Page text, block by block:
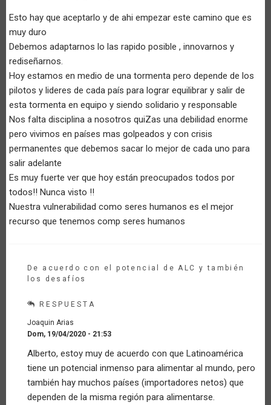
Esto hay que aceptarlo y de ahi empezar este camino que es
muy duro
Debemos adaptarnos lo las rapido posible , innovarnos y
rediseñarnos.
Hoy estamos en medio de una tormenta pero depende de los
pilotos y lideres de cada país para lograr equilibrar y salir de
esta tormenta en equipo y siendo solidario y responsable
Nos falta disciplina a nosotros quiZas una debilidad enorme
pero vivimos en países mas golpeados y con crisis
permanentes que debemos sacar lo mejor de cada uno para
salir adelante
Es muy fuerte ver que hoy están preocupados todos por
todos!! Nunca visto !!
Nuestra vulnerabilidad como seres humanos es el mejor
recurso que tenemos comp seres humanos
De acuerdo con el potencial de ALC y también
los desafíos
RESPUESTA
Joaquin Arias
Dom, 19/04/2020 - 21:53
respuesta
a
Latinoamérica
alimento…
Alberto, estoy muy de acuerdo con que Latinoamérica
tiene un potencial inmenso para alimentar al mundo, pero
también hay muchos países (importadores netos) que
dependen de la misma región para alimentarse.